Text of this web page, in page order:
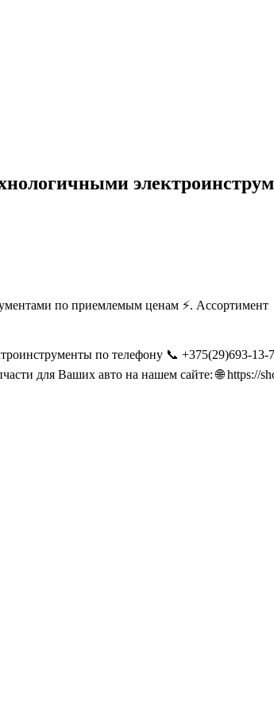
по приемлемым ценам ⚡. Ассортимент
по телефону 📞 +375(29)693-
для Ваших авто на нашем сайте: 🌐 https://